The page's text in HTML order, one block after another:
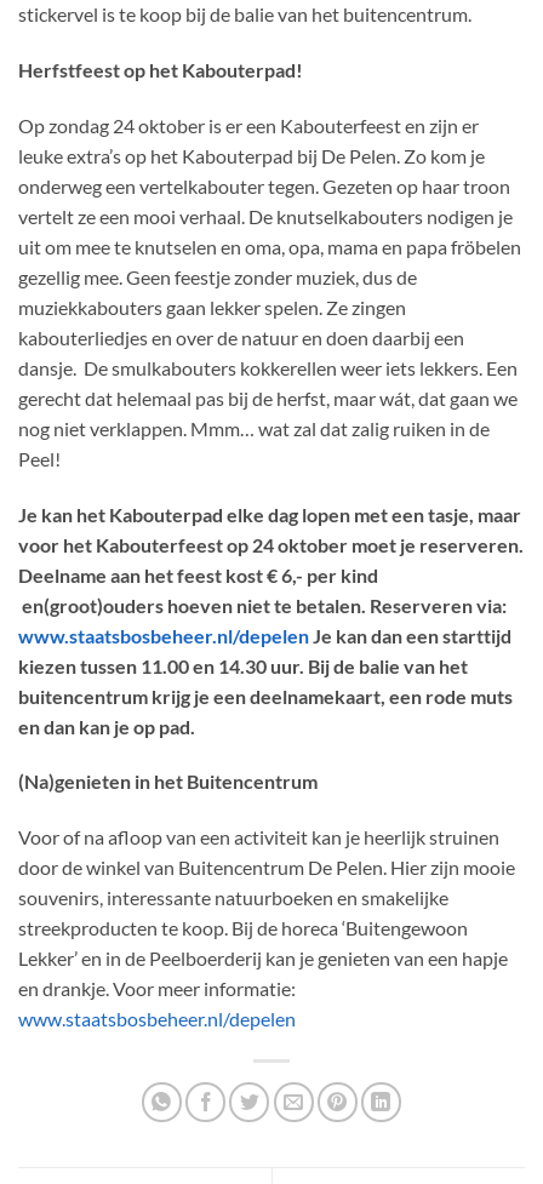
stickervel is te koop bij de balie van het buitencentrum.
Herfstfeest op het Kabouterpad!
Op zondag 24 oktober is er een Kabouterfeest en zijn er
leuke extra’s op het Kabouterpad bij De Pelen. Zo kom je
onderweg een vertelkabouter tegen. Gezeten op haar troon
vertelt ze een mooi verhaal. De knutselkabouters nodigen je
uit om mee te knutselen en oma, opa, mama en papa fröbelen
gezellig mee. Geen feestje zonder muziek, dus de
muziekkabouters gaan lekker spelen. Ze zingen
kabouterliedjes en over de natuur en doen daarbij een
dansje. De smulkabouters kokkerellen weer iets lekkers. Een
gerecht dat helemaal pas bij de herfst, maar wát, dat gaan we
nog niet verklappen. Mmm… wat zal dat zalig ruiken in de
Peel!
Je kan het Kabouterpad elke dag lopen met een tasje, maar
voor het Kabouterfeest op 24 oktober moet je reserveren.
Deelname aan het feest kost € 6,- per kind
en(groot)ouders hoeven niet te betalen. Reserveren via:
www.staatsbosbeheer.nl/depelen Je kan dan een starttijd
kiezen tussen 11.00 en 14.30 uur. Bij de balie van het
buitencentrum krijg je een deelnamekaart, een rode muts
en dan kan je op pad.
(Na)genieten in het Buitencentrum
Voor of na afloop van een activiteit kan je heerlijk struinen
door de winkel van Buitencentrum De Pelen. Hier zijn mooie
souvenirs, interessante natuurboeken en smakelijke
streekproducten te koop. Bij de horeca ‘Buitengewoon
Lekker’ en in de Peelboerderij kan je genieten van een hapje
en drankje. Voor meer informatie:
www.staatsbosbeheer.nl/depelen